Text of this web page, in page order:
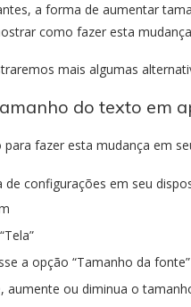
a forma de aumentar
como fazer esta
mais algumas
do texto em
para fazer esta mudança em
de configurações em seu
a opção “Tamanho da fonte”
aumente ou diminua o